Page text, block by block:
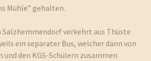
Mühle” gehalten.
Salzhemmendorf verkehrt aus Thüste
ein separater Bus, welcher dann von
und den KGS-Schülern zusammen